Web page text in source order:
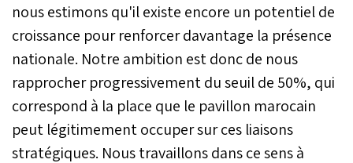
nous estimons qu'il existe encore un potentiel de
croissance pour renforcer davantage la présence
nationale. Notre ambition est donc de nous
rapprocher progressivement du seuil de 50%, qui
correspond à la place que le pavillon marocain
peut légitimement occuper sur ces liaisons
stratégiques. Nous travaillons dans ce sens à